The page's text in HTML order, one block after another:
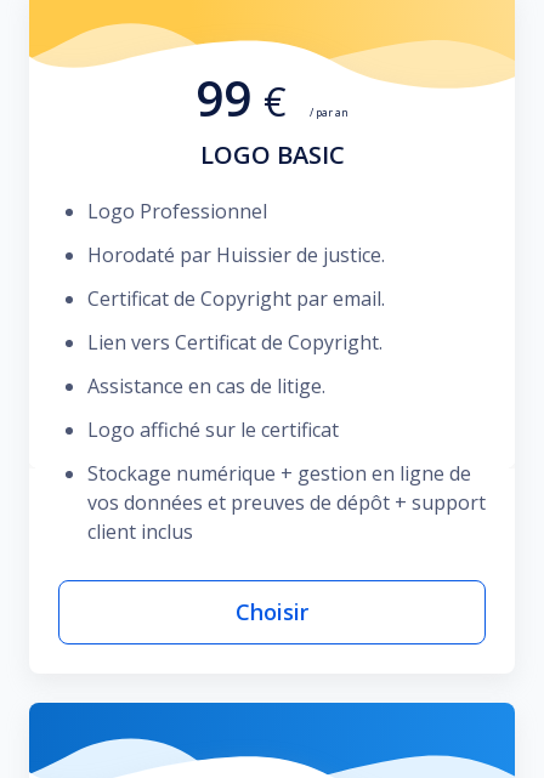
99 € / par an
LOGO BASIC
Logo Professionnel
Horodaté par Huissier de justice.
Certificat de Copyright par email.
Lien vers Certificat de Copyright.
Assistance en cas de litige.
Logo affiché sur le certificat
Stockage numérique + gestion en ligne de
vos données et preuves de dépôt + support
client inclus
Choisir